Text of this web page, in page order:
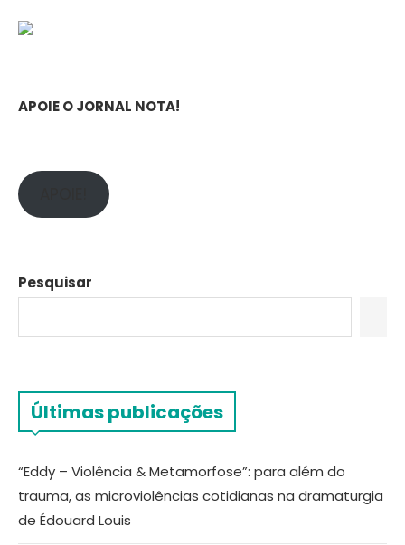
APOIE O JORNAL NOTA!
Pesquisar
Últimas publicações
“Eddy – Violência & Metamorfose”: para além do
trauma, as microviolências cotidianas na dramaturgia
de Édouard Louis